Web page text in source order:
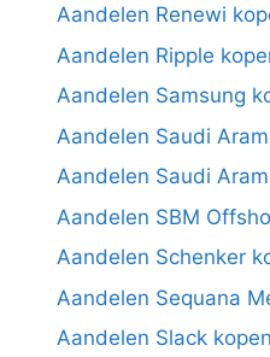
Aandelen Renewi
Aandelen Ripple
Aandelen Samsung
Aandelen Saudi
Aandelen Saudi
Aandelen SBM
Aandelen Schenker
Aandelen Sequana
Aandelen Slack kopen